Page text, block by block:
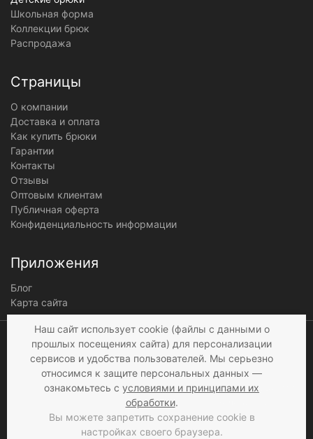
Школьная форма
Коллекции брюк
Распродажа
Страницы
О компании
Доставка и оплата
Как купить брюки
Гарантии
Контакты
Отзывы
Оптовым клиентам
Публичная оферта
Конфиденциальность информации
Приложения
Блог
Карта сайта
© 1997 - 2026 «Мир брюк»
Мы получаем и
обрабатываем
персональные данные
посетителей нашего сайта в
соответствии сусловиями
а также c
продажи. Если вы не даете
согласия на обработку
Наш сайт использует cookie (файлы с данными о
прошлых посещениях сайта) для персонализации
сервисов и удобства пользователей. Мы серьезно
относимся к защите персональных данных —
ознакомьтесь с условиями и принципами их
обработки.
Вы можете запретить сохранение cookie в
настройках своего браузера.